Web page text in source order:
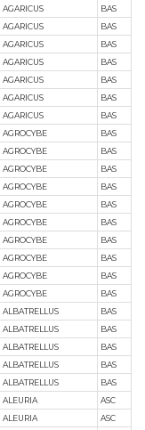
AGARICUS
BAS
AGARICUS
BAS
AGARICUS
BAS
AGARICUS
BAS
AGARICUS
BAS
AGARICUS
BAS
AGARICUS
BAS
AGROCYBE
BAS
AGROCYBE
BAS
AGROCYBE
BAS
AGROCYBE
BAS
AGROCYBE
BAS
AGROCYBE
BAS
AGROCYBE
BAS
AGROCYBE
BAS
AGROCYBE
BAS
AGROCYBE
BAS
ALBATRELLUS
BAS
ALBATRELLUS
BAS
ALBATRELLUS
BAS
ALBATRELLUS
BAS
ALBATRELLUS
BAS
ALEURIA
ASC
ALEURIA
ASC